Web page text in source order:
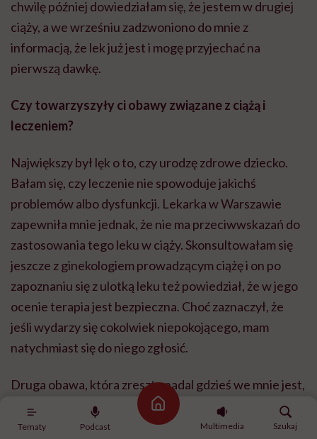
Tematy Podcast
Strona główna
Multimedia
Szukaj
chwilę później dowiedziałam się, że jestem w drugiej
ciąży, a we wrześniu zadzwoniono do mnie z
informacją, że lek już jest i mogę przyjechać na
pierwszą dawkę.
Czy towarzyszyły ci obawy związane z ciążą i
leczeniem?
Największy był lęk o to, czy urodzę zdrowe dziecko.
Bałam się, czy leczenie nie spowoduje jakichś
problemów albo dysfunkcji. Lekarka w Warszawie
zapewniła mnie jednak, że nie ma przeciwwskazań do
zastosowania tego leku w ciąży. Skonsultowałam się
jeszcze z ginekologiem prowadzącym ciążę i on po
zapoznaniu się z ulotką leku też powiedział, że w jego
ocenie terapia jest bezpieczna. Choć zaznaczył, że
jeśli wydarzy się cokolwiek niepokojącego, mam
natychmiast się do niego zgłosić.
Druga obawa, która zresztą nadal gdzieś we mnie jest,
dotyczyła samej łuszczycy. Myślałam: co będzie, jeśli
moje dziecko też będzie miało tak nasilone zmiany jak